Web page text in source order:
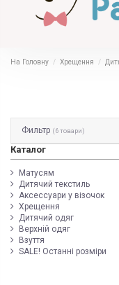
На Головну Хрещення
Фильтр (6 товари)
Каталог
Матусям
Дитячий текстиль
Аксессуари у візочок
Хрещення
Дитячий одяг
Верхній одяг
Взуття
SALE! Останні розміри